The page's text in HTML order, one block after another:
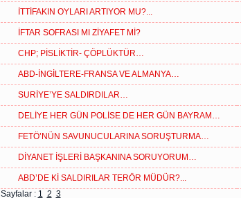
İTTİFAKIN OYLARI ARTIYOR MU?...
İFTAR SOFRASI MI ZİYAFET Mİ?
CHP; PİSLİKTİR- ÇÖPLÜKTÜR…
ABD-İNGİLTERE-FRANSA VE ALMANYA…
SURİYE’YE SALDIRDILAR…
DELİYE HER GÜN POLİSE DE HER GÜN BAYRAM…
FETÖ’NÜN SAVUNUCULARINA SORUŞTURMA…
DİYANET İŞLERİ BAŞKANINA SORUYORUM…
ABD’DE Kİ SALDIRILAR TERÖR MÜDÜR?...
Sayfalar : 1 2 3